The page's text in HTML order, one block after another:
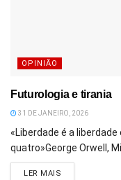
OPINIÃO
Futurologia e tirania
31 DE JANEIRO, 2026
«Liberdade é a
quatro»George Orwell,
LER MAIS